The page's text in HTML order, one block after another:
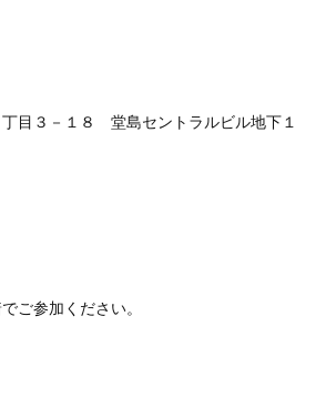
目３－１８ 堂島セントラルビル地下１
ご参加ください。